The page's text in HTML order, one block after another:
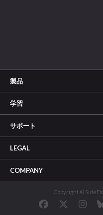
製品
学習
サポート
LEGAL
COMPANY
Copyright ©